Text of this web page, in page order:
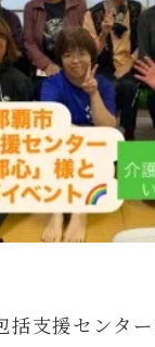
括支援センタ